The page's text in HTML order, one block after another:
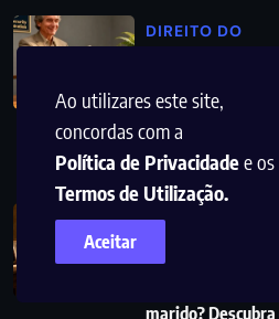
Ao utilizares este site,
concordas com a
Política de Privacidadee os
Termos de Utilização.
Aceitar
DIREITO DO
Diuturnidades: O
Funciona e Quem
SEGURANÇA
Viúva tem
marido? Descubra